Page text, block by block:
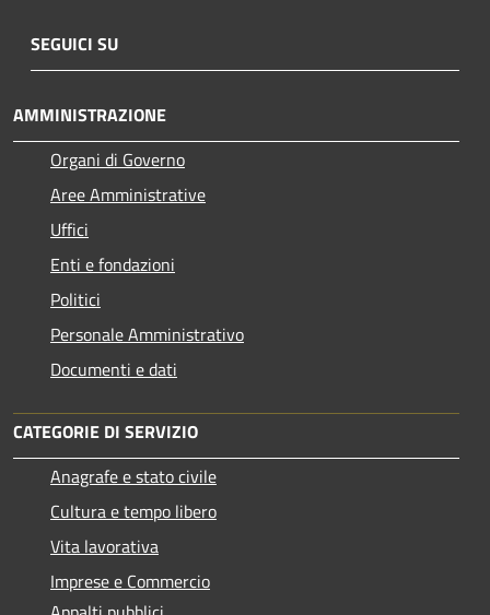
SEGUICI SU
AMMINISTRAZIONE
Organi di Governo
Aree Amministrative
Uffici
Enti e fondazioni
Politici
Personale Amministrativo
Documenti e dati
CATEGORIE DI SERVIZIO
Anagrafe e stato civile
Cultura e tempo libero
Vita lavorativa
Imprese e Commercio